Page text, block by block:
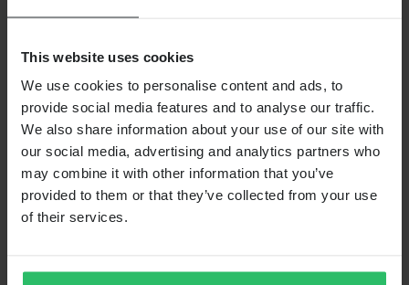
This website uses cookies
We use cookies to personalise content and ads, to
provide social media features and to analyse our traffic.
We also share information about your use of our site with
our social media, advertising and analytics partners who
may combine it with other information that you’ve
provided to them or that they’ve collected from your use
of their services.
Niet op voorraad
€ 1.249,99
Oorspronkelijk: € 1.399,00
Compleet Uitlaatsysteem Yoshimura Carbon RS-4 Carbon
Cap